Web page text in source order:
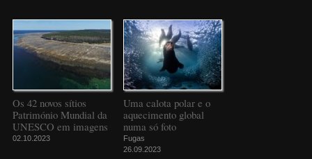
Os 42 novos sítios
Património Mundial da
UNESCO em imagens
02.10.2023
Uma calota polar e o
aquecimento global
numa só foto
Fugas
26.09.2023